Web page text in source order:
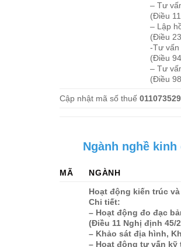
– Tư
(Điều
– Lập
(Điều
-Tư vấn
(Điều
– Tư
(Điều
Cập nhật mã số thuế
Ngành nghề kinh
MÃ
NGÀNH
Hoạt động kiến trúc
Chi tiết:
– Hoạt động đo đạc
(Điều 11 Nghị định 45/
– Khảo sát địa hình,
– Hoạt động tư vấn